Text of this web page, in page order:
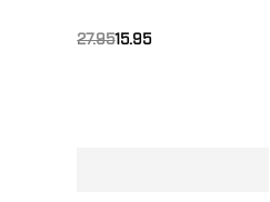
27.95
Oorspronkelijke
prijs
15.95
Huidige
prijs